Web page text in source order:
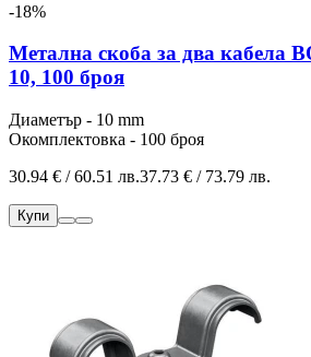
-18%
Метална скоба за два кабела
10, 100 броя
Диаметър - 10 mm
Окомплектовка - 100 броя
30.94 € / 60.51 лв.37.73 € / 73.79 лв.
Купи